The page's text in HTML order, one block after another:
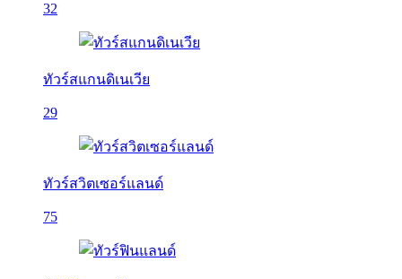
32
ทัวร์สแกนดิเนเวีย
29
ทัวร์สวิตเซอร์แลนด์
75